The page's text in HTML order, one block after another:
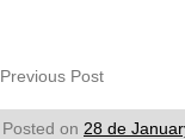
Previous Post
Posted on 28 de